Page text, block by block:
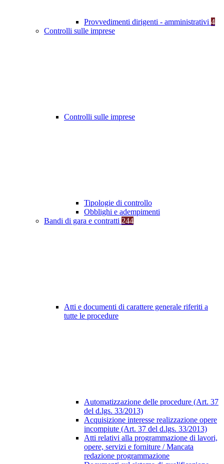
Provvedimenti dirigenti - amministrativi 4
Controlli sulle imprese
Controlli sulle imprese
Tipologie di controllo
Obblighi e adempimenti
Bandi di gara e contratti 244
Atti e documenti di carattere generale riferiti a
tutte le procedure
Automatizzazione delle procedure (Art. 37
del d.lgs. 33/2013)
Acquisizione interesse realizzazione opere
incompiute (Art. 37 del d.lgs. 33/2013)
Atti relativi alla programmazione di lavori,
opere, servizi e forniture / Mancata
redazione programmazione